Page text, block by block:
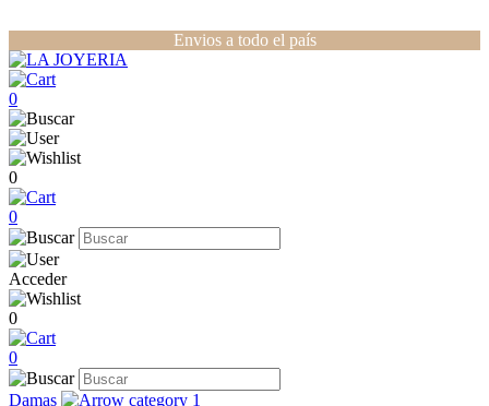
Envios a todo el país
0
0
0
Acceder
0
0
Damas